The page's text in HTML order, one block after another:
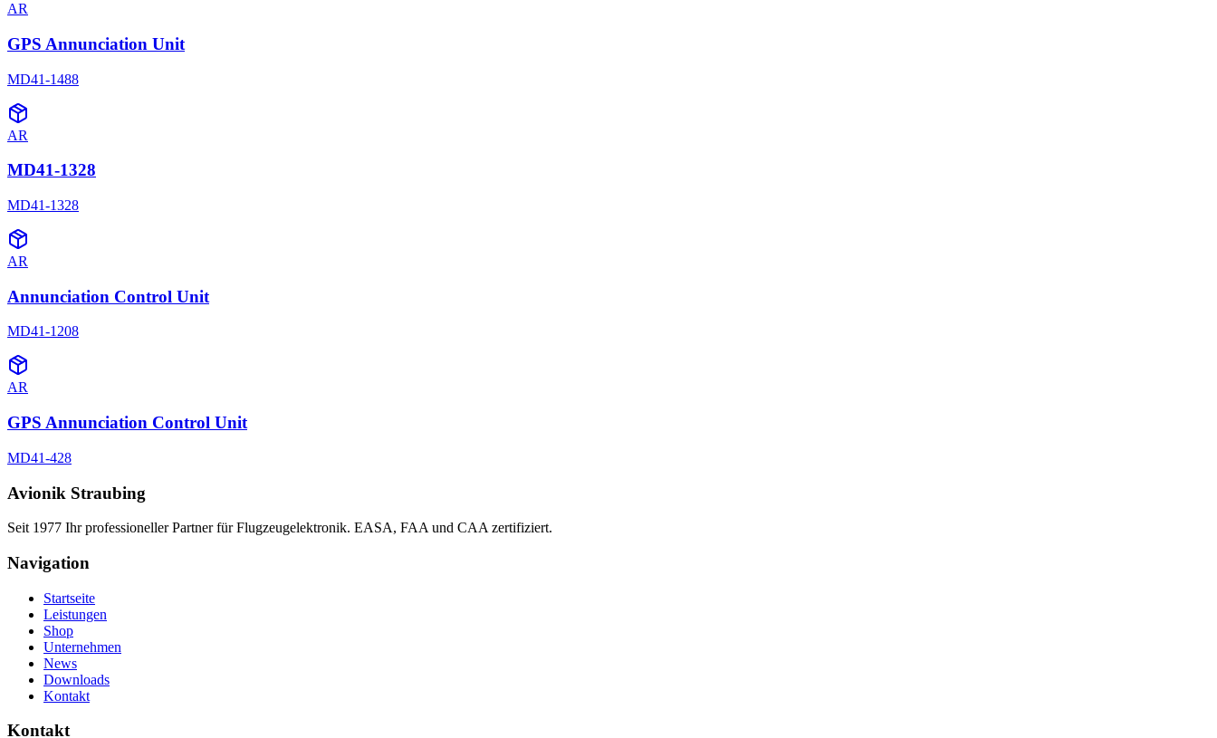
AR
GPS Annunciation Unit
MD41-1488
AR
MD41-1328
MD41-1328
AR
Annunciation Control Unit
MD41-1208
AR
GPS Annunciation Control Unit
MD41-428
Avionik Straubing
Seit 1977 Ihr professioneller Partner für Flugzeugelektronik. EASA, FAA und CAA zertifiziert.
Navigation
Startseite
Leistungen
Shop
Unternehmen
News
Downloads
Kontakt
Kontakt